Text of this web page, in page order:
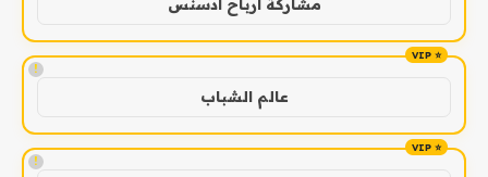
مشاركة ارباح ادسنس
!
عالم الشباب
!